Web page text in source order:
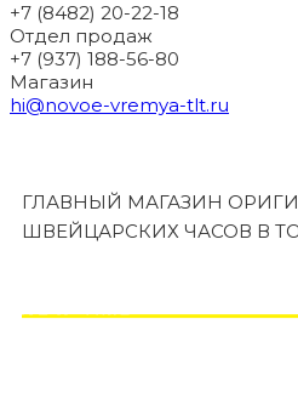
+7 (8482) 20-22-18
Отдел продаж
+7 (937) 188-56-80
Магазин
hi@novoe-vremya-tlt.ru
ГЛАВНЫЙ МАГАЗИН
ШВЕЙЦАРСКИХ ЧАСОВ В